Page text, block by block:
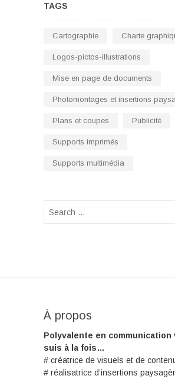
TAGS
Cartographie Charte
Logos-pictos-illustrations
Mise en page de documents
Photomontages et insertions
Plans et coupes Publicité
Supports imprimés
Supports multimédia
À propos
Polyvalente en communication
suis à la fois…
# créatrice de visuels et de
# réalisatrice d’insertions